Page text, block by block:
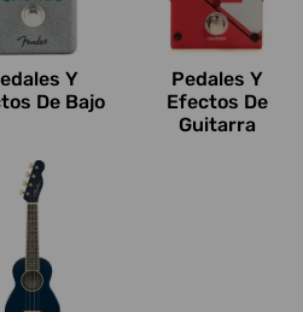
Y
De Bajo
Pedales Y
Efectos De
Guitarra